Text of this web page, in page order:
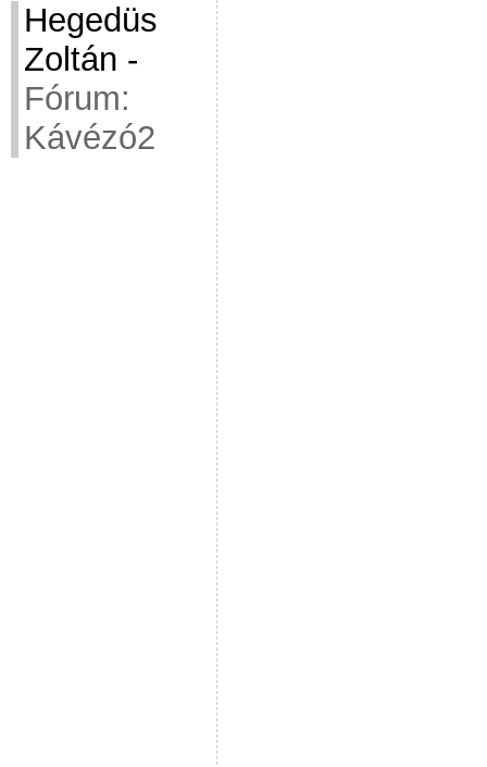
Hegedüs
Zoltán -
Fórum:
Kávézó2